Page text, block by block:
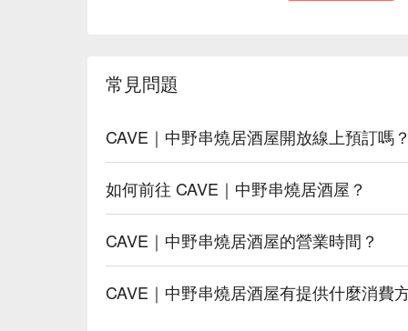
常見問題
CAVE｜中野串燒居酒屋開放線上預訂嗎
如何前往 CAVE｜中野串燒居酒屋？
CAVE｜中野串燒居酒屋的營業時間？
CAVE｜中野串燒居酒屋有提供什麼消費